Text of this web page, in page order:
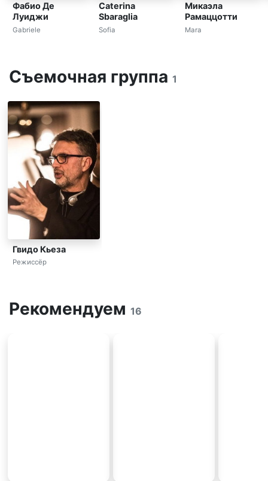
Фабио Де
Луиджи
Gabriele
Caterina
Sbaraglia
Sofia
Микаэла
Рамаццотти
Mara
Съемочная группа 1
Гвидо Кьеза
Режиссёр
Рекомендуем 16